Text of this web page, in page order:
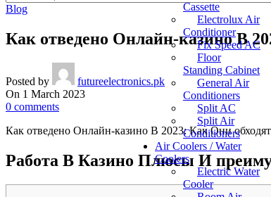
Cassette
Electrolux Air
Conditioner
Fix Speed AC
Floor
Standing Cabinet
General Air
Conditioners
Split AC
Split Air
Conditioners
Air Coolers / Water
Coolers
Electric Water
Cooler
Blog
Как отведено Онлайн-казино В
Posted by
futureelectronics.pk
On 1 March 2023
0 comments
Как отведено Онлайн-казино В 2023: Как Они
Работа В Казино Плюсы И